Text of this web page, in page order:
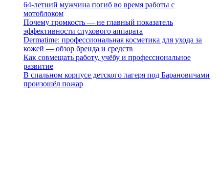
64-летний мужчина погиб во время работы с
мотоблоком
Почему громкость — не главный показатель
эффективности слухового аппарата
Dermatime: профессиональная косметика для ухода за
кожей — обзор бренда и средств
Как совмещать работу, учёбу и профессиональное
развитие
В спальном корпусе детского лагеря под Барановичами
произошёл пожар